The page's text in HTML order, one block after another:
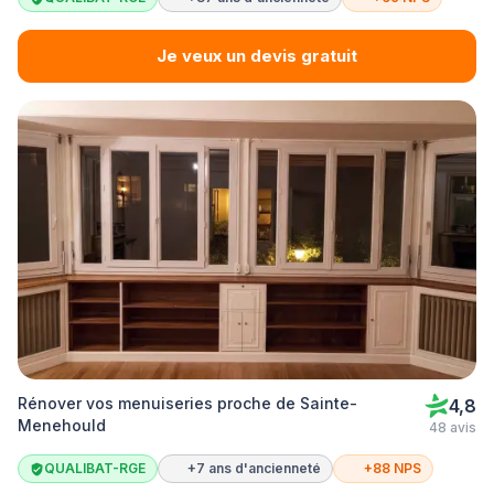
Je veux un devis gratuit
Rénover vos menuiseries proche de Sainte-
Menehould
4,8
48 avis
QUALIBAT-RGE +7 ans d'ancienneté +88 NPS